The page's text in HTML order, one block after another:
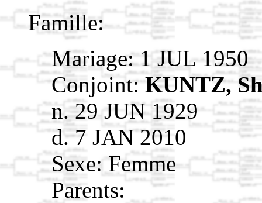
Famille:
Mariage: 1 JUL 1950
Conjoint: KUNTZ,
n. 29 JUN 1929
d. 7 JAN 2010
Sexe: Femme
Parents: